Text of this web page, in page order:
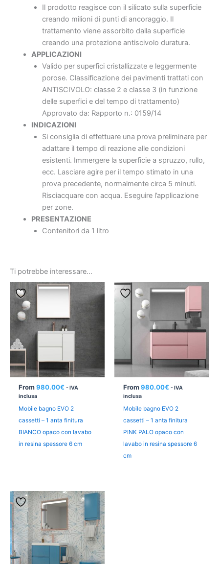
Il prodotto reagisce con il silicato sulla superficie
creando milioni di punti di ancoraggio. Il
trattamento viene assorbito dalla superficie
creando una protezione antiscivolo duratura.
APPLICAZIONI
Valido per superfici cristallizzate e leggermente
porose. Classificazione dei pavimenti trattati con
ANTISCIVOLO: classe 2 e classe 3 (in funzione
delle superfici e del tempo di trattamento)
Approvato da: Rapporto n.: 0159/14
INDICAZIONI
Si consiglia di effettuare una prova preliminare per
adattare il tempo di reazione alle condizioni
esistenti. Immergere la superficie a spruzzo, rullo,
ecc. Lasciare agire per il tempo stimato in una
prova precedente, normalmente circa 5 minuti.
Risciacquare con acqua. Eseguire l’applicazione
per zone.
PRESENTAZIONE
Contenitori da 1 litro
Ti potrebbe interessare…
From 980.00€ - IVA
inclusa
Mobile bagno EVO 2
cassetti – 1 anta finitura
BIANCO opaco con lavabo
in resina spessore 6 cm
From 980.00€ - IVA
inclusa
Mobile bagno EVO 2
cassetti – 1 anta finitura
PINK PALO opaco con
lavabo in resina spessore 6
cm